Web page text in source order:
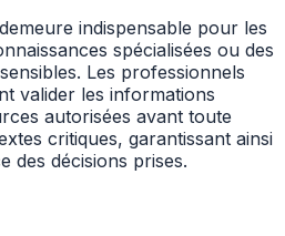
indispensable pour les
spécialisées ou des
Les professionnels
valider les informations
autorisées avant toute
critiques, garantissant ainsi
des décisions prises.